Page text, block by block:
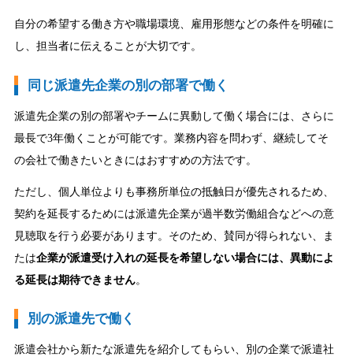
自分の希望する働き方や職場環境、雇用形態などの条件を明確に
し、担当者に伝えることが大切です。
同じ派遣先企業の別の部署で働く
派遣先企業の別の部署やチームに異動して働く場合には、さらに
最長で3年働くことが可能です。業務内容を問わず、継続してそ
の会社で働きたいときにはおすすめの方法です。
ただし、個人単位よりも事務所単位の抵触日が優先されるため、
契約を延長するためには派遣先企業が過半数労働組合などへの意
見聴取を行う必要があります。そのため、賛同が得られない、ま
たは企業が派遣受け入れの延長を希望しない場合には、異動によ
る延長は期待できません。
別の派遣先で働く
派遣会社から新たな派遣先を紹介してもらい、別の企業で派遣社